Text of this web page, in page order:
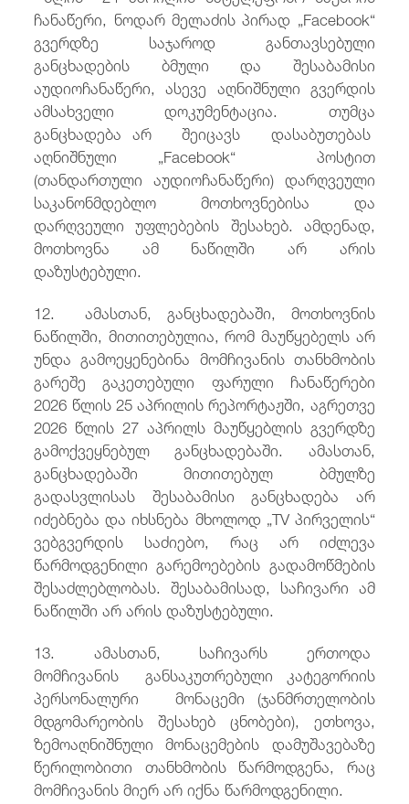
ჩანაწერი, ნოდარ მელაძის პირად „Facebook“
გვერდზე საჯაროდ განთავსებული
განცხადების ბმული და შესაბამისი
აუდიოჩანაწერი, ასევე აღნიშნული გვერდის
ამსახველი დოკუმენტაცია. თუმცა
განცხადება არ შეიცავს დასაბუთებას
აღნიშნული „Facebook“ პოსტით
(თანდართული აუდიოჩანაწერი) დარღვეული
საკანონმდებლო მოთხოვნებისა და
დარღვეული უფლებების შესახებ. ამდენად,
მოთხოვნა ამ ნაწილში არ არის
დაზუსტებული.
12. ამასთან, განცხადებაში, მოთხოვნის
ნაწილში, მითითებულია, რომ მაუწყებელს არ
უნდა გამოეყენებინა მომჩივანის თანხმობის
გარეშე გაკეთებული ფარული ჩანაწერები
2026 წლის 25 აპრილის რეპორტაჟში, აგრეთვე
2026 წლის 27 აპრილს მაუწყებლის გვერდზე
გამოქვეყნებულ განცხადებაში. ამასთან,
განცხადებაში მითითებულ ბმულზე
გადასვლისას შესაბამისი განცხადება არ
იძებნება და იხსნება მხოლოდ „TV პირველის“
ვებგვერდის საძიებო, რაც არ იძლევა
წარმოდგენილი გარემოებების გადამოწმების
შესაძლებლობას. შესაბამისად, საჩივარი ამ
ნაწილში არ არის დაზუსტებული.
13. ამასთან, საჩივარს ერთოდა
მომჩივანის განსაკუთრებული კატეგორიის
პერსონალური მონაცემი (ჯანმრთელობის
მდგომარეობის შესახებ ცნობები), ეთხოვა,
ზემოაღნიშნული მონაცემების დამუშავებაზე
წერილობითი თანხმობის წარმოდგენა, რაც
მომჩივანის მიერ არ იქნა წარმოდგენილი.